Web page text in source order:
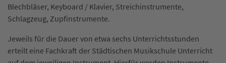
Blechbläser, Keyboard / Klavier, Streichinstrumente,
Schlagzeug, Zupfinstrumente.
Jeweils für die Dauer von etwa sechs Unterrichtsstunden
erteilt eine Fachkraft der Städtischen Musikschule Unterricht